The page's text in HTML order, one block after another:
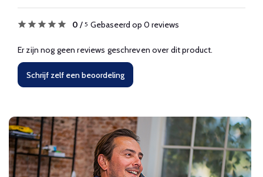
0 / 5 Gebaseerd op 0 reviews
Er zijn nog geen reviews geschreven over dit product.
Schrijf zelf een beoordeling